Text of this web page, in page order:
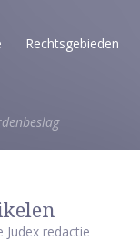
Rechtsgebieden
redactie